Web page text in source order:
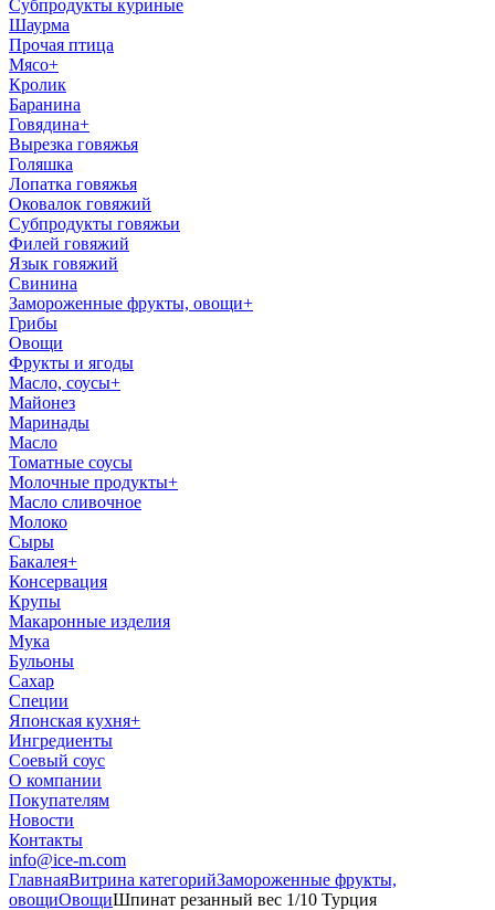
Субпродукты куриные
Шаурма
Прочая птица
Мясо+
Кролик
Баранина
Говядина+
Вырезка говяжья
Голяшка
Лопатка говяжья
Оковалок говяжий
Субпродукты говяжьи
Филей говяжий
Язык говяжий
Свинина
Замороженные фрукты, овощи+
Грибы
Овощи
Фрукты и ягоды
Масло, соусы+
Майонез
Маринады
Масло
Томатные соусы
Молочные продукты+
Масло сливочное
Молоко
Сыры
Бакалея+
Консервация
Крупы
Макаронные изделия
Мука
Бульоны
Сахар
Специи
Японская кухня+
Ингредиенты
Соевый соус
О компании
Покупателям
Новости
Контакты
info@ice-m.com
ГлавнаяВитрина категорийЗамороженные фрукты,
овощиОвощиШпинат резанный вес 1/10 Турция